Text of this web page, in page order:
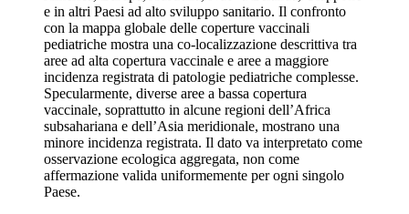
e in altri Paesi ad alto sviluppo sanitario. Il confronto
con la mappa globale delle coperture vaccinali
pediatriche mostra una co-localizzazione descrittiva tra
aree ad alta copertura vaccinale e aree a maggiore
incidenza registrata di patologie pediatriche complesse.
Specularmente, diverse aree a bassa copertura
vaccinale, soprattutto in alcune regioni dell’Africa
subsahariana e dell’Asia meridionale, mostrano una
minore incidenza registrata. Il dato va interpretato come
osservazione ecologica aggregata, non come
affermazione valida uniformemente per ogni singolo
Paese.